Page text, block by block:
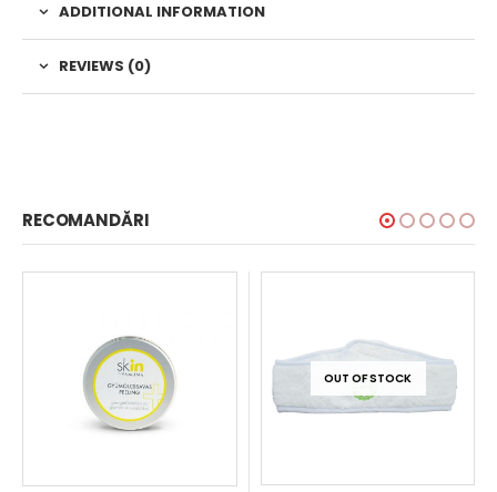
ADDITIONAL INFORMATION
REVIEWS (0)
RECOMANDĂRI
OUT OF STOCK